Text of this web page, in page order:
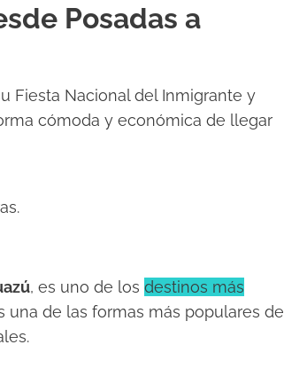
Posadas a
Fiesta Nacional del Inmigrante y
cómoda y económica de llegar
, es uno de los destinos más
una de las formas más populares de